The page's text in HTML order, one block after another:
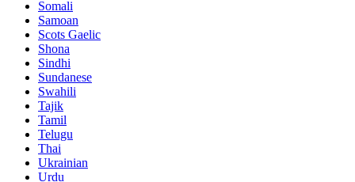
Somali
Samoan
Scots Gaelic
Shona
Sindhi
Sundanese
Swahili
Tajik
Tamil
Telugu
Thai
Ukrainian
Urdu